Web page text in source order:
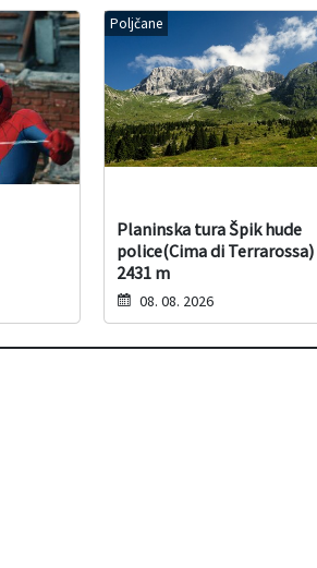
Poljčane
Planinska tura Špik hude
police(Cima di Terrarossa)
2431 m
08. 08. 2026